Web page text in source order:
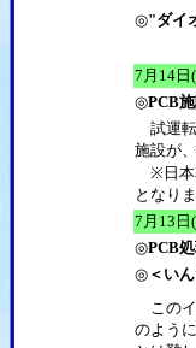
◎"ダイ
7月14日
◎PCB
試運転
施設が
※日本
となりま
7月13日
◎PCB
◎＜い
このイ
のよう